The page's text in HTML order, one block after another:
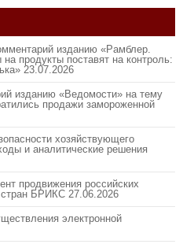
изданию «Рамблер.
продукты поставят на контроль:
23.07.2026
изданию «Ведомости» на тему
продажи замороженной
хозяйствующего
и аналитические решения
продвижения российских
стран БРИКС 27.06.2026
электронной